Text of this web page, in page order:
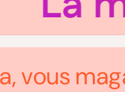
vous